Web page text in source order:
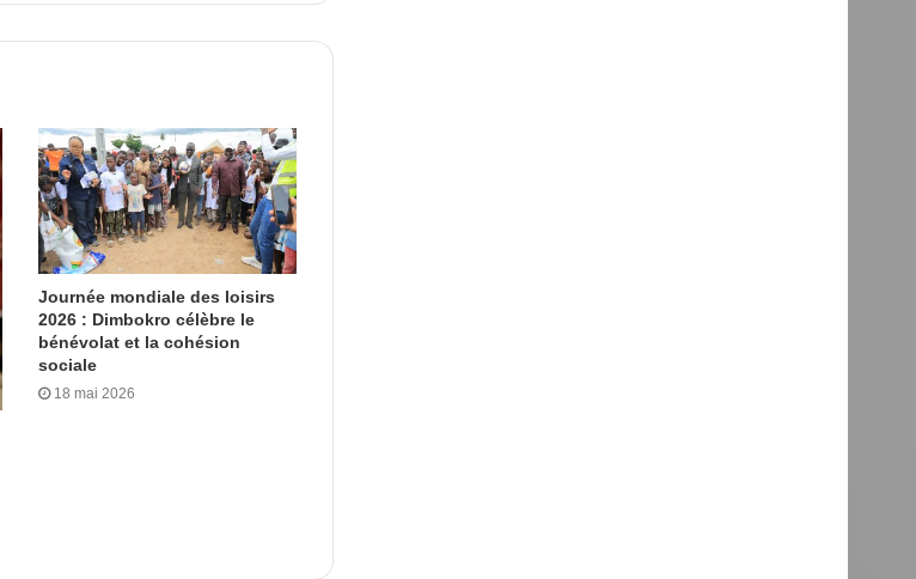
Journée mondiale des loisirs
2026 : Dimbokro célèbre le
bénévolat et la cohésion
sociale
18 mai 2026